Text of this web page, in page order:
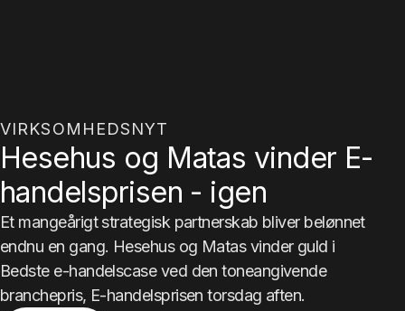
VIRKSOMHEDSNYT
Hesehus og Matas vinder E-
handelsprisen - igen
Et mangeårigt strategisk partnerskab bliver belønnet
endnu en gang. Hesehus og Matas vinder guld i
Bedste e-handelscase ved den toneangivende
branchepris, E-handelsprisen torsdag aften.